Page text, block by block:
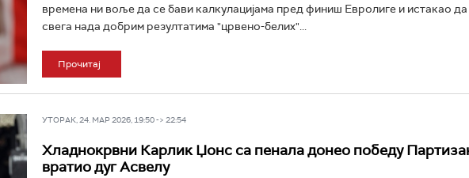
времена ни воље да се бави калкулацијама пред финиш Евролиге и истакао
свега нада добрим резултатима "црвено-белих"...
Прочитај
УТОРАК, 24. МАР 2026, 19:50 -> 22:54
Хладнокрвни Карлик Џонс са пенала донео победу
вратио дуг Асвелу